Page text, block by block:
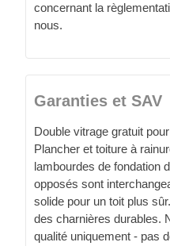
concernant la
nous.
Garanties et SAV
Double vitrage gratuit
Plancher et toiture à
lambourdes de fondation
opposés sont
solide pour un toit plus
des charnières durables.
qualité uniquement - pas